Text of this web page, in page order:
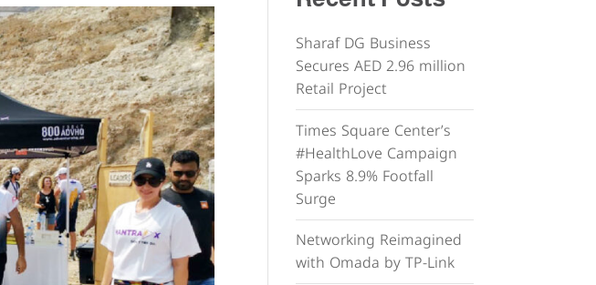
Sharaf DG Business
Secures AED 2.96 million
Retail Project
Times Square Center’s
#HealthLove Campaign
Sparks 8.9% Footfall
Surge
Networking Reimagined
with Omada by TP-Link